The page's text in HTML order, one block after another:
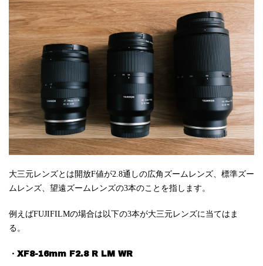
大三元レンズとは開放F値が2.8通しの広角ズームレンズ、標準ズー
ムレンズ、望遠ズームレンズの3本のことを指します。
例えばFUJIFILMの場合は以下の3本が大三元レンズに当てはま
る。
・XF8-16mm F2.8 R LM WR